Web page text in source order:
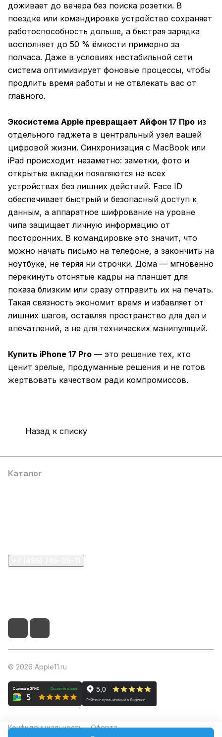
доживает до вечера без поиска розетки. В
поездке или командировке устройство сохраняет
работоспособность дольше, а быстрая зарядка
восполняет до 50 % ёмкости примерно за
полчаса. Даже в условиях нестабильной сети
система оптимизирует фоновые процессы, чтобы
продлить время работы и не отвлекать вас от
главного.
Экосистема Apple превращает Айфон 17 Про из
отдельного гаджета в центральный узел вашей
цифровой жизни. Синхронизация с MacBook или
iPad происходит незаметно: заметки, фото и
открытые вкладки появляются на всех
устройствах без лишних действий. Face ID
обеспечивает быстрый и безопасный доступ к
данным, а аппаратное шифрование на уровне
чипа защищает личную информацию от
посторонних. В командировке это значит, что
можно начать письмо на телефоне, а закончить на
ноутбуке, не теряя ни строчки. Дома — мгновенно
перекинуть отснятые кадры на планшет для
показа близким или сразу отправить их на печать.
Такая связность экономит время и избавляет от
лишних шагов, оставляя пространство для дел и
впечатлений, а не для технических манипуляций.
Купить iPhone 17 Pro — это решение тех, кто
ценит зрелые, продуманные решения и не готов
жертвовать качеством ради компромиссов.
Назад к списку
Каталог
© 2026 Apple11.ru
Конфиденциальность Оферта